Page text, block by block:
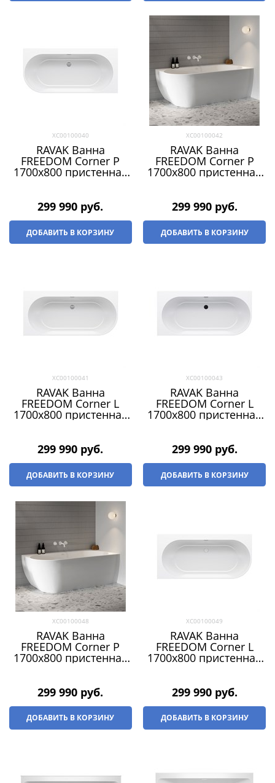
XC00100040
RAVAK Ванна
FREEDOM Corner P
1700x800 пристенная
299 990 руб.
ДОБАВИТЬ В КОРЗИНУ
XC00100042
RAVAK Ванна
FREEDOM Corner P
1700x800 пристенная
299 990 руб.
ДОБАВИТЬ В КОРЗИНУ
XC00100041
RAVAK Ванна
FREEDOM Corner L
1700x800 пристенная
299 990 руб.
ДОБАВИТЬ В КОРЗИНУ
XC00100043
RAVAK Ванна
FREEDOM Corner L
1700x800 пристенная
299 990 руб.
ДОБАВИТЬ В КОРЗИНУ
XC00100048
RAVAK Ванна
FREEDOM Corner P
1700x800 пристенная
299 990 руб.
ДОБАВИТЬ В КОРЗИНУ
XC00100049
RAVAK Ванна
FREEDOM Corner L
1700x800 пристенная
299 990 руб.
ДОБАВИТЬ В КОРЗИНУ